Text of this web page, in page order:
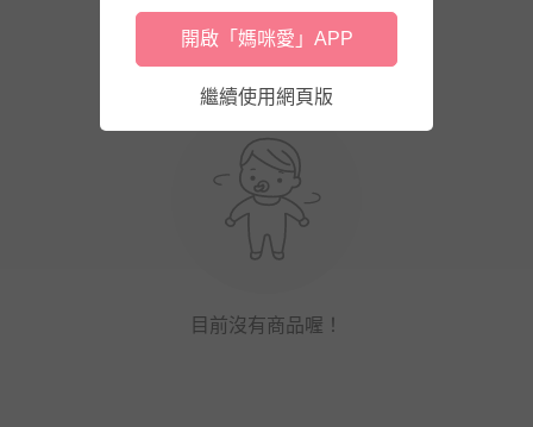
目前沒有商品喔！
開啟「媽咪愛」APP
繼續使用網頁版